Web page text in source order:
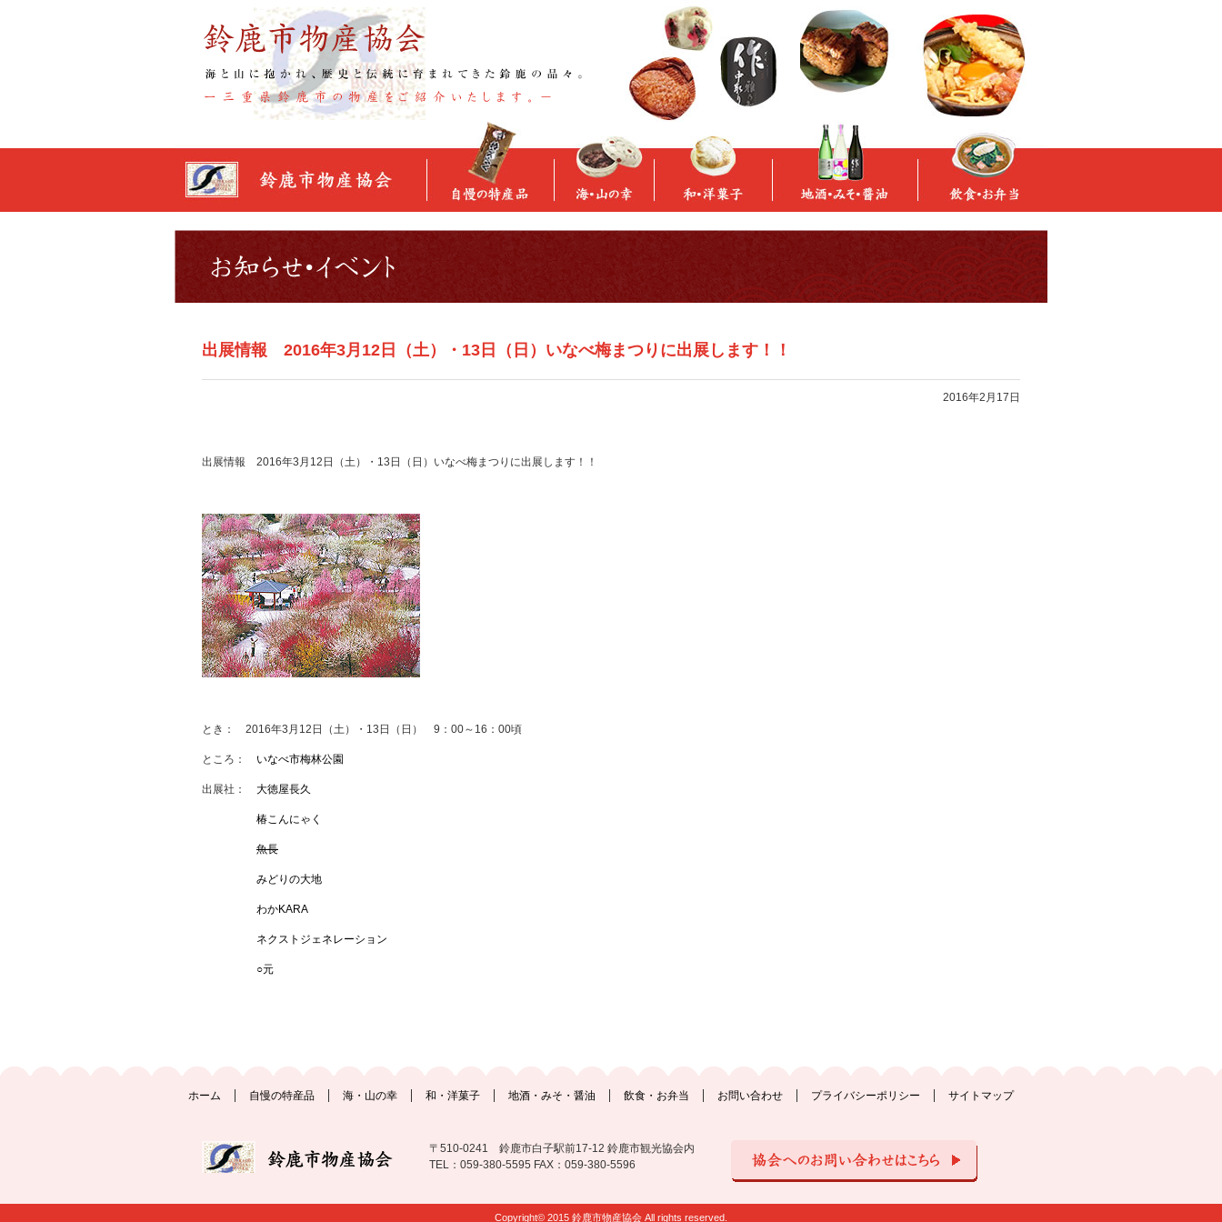
出展情報 2016年3月12日（土）・13日（日）いなべ梅まつりに出展します！！
2016年2月17日
出展情報 2016年3月12日（土）・13日（日）いなべ梅まつりに出展します！！
とき： 2016年3月12日（土）・13日（日） 9：00～16：00頃
ところ： いなべ市梅林公園
出展社： 大徳屋長久
椿こんにゃく
魚長
みどりの大地
わかKARA
ネクストジェネレーション
○元
ホーム 自慢の特産品 海・山の幸 和・洋菓子 地酒・みそ・醤油 飲食・お弁当 お問い合わせ プライバシーポリシー サイトマップ
〒510-0241 鈴鹿市白子駅前17-12 鈴鹿市観光協会内
TEL：059-380-5595 FAX：059-380-5596
Copyright© 2015 鈴鹿市物産協会 All rights reserved.